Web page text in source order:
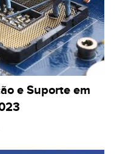
e Suporte em